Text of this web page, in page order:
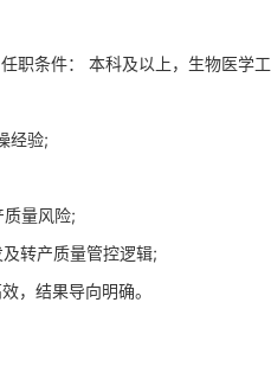
职条件： 本科及以上，生物医学工
经验;
量风险;
转产质量管控逻辑;
，结果导向明确。